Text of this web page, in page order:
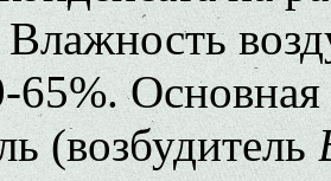
Влажность
65%.
(возбудитель